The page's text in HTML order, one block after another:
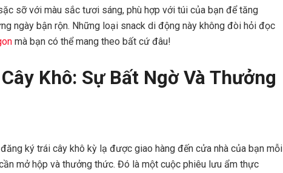
sỡ với màu sắc tươi sáng, phù hợp với túi của bạn để tăng
ngày bận rộn. Những loại snack di động này không đòi hỏi đọc
mà bạn có thể mang theo bất cứ đâu!
Khô: Sự Bất Ngờ Và Thưởng
ký trái cây khô kỳ lạ được giao hàng đến cửa nhà của bạn mỗi
mở hộp và thưởng thức. Đó là một cuộc phiêu lưu ẩm thực